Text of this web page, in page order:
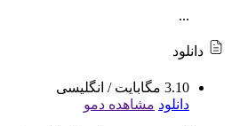
...
دانلود
3.10 مگابایت / انگلیسی
دانلود مشاهده دمو